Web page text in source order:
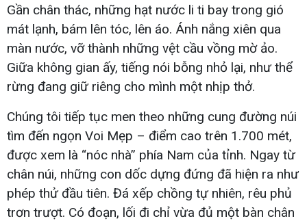
Gần chân thác, những hạt nước li ti bay trong gió
mát lạnh, bám lên tóc, lên áo. Ánh nắng xiên qua
màn nước, vỡ thành những vệt cầu vồng mờ ảo.
Giữa không gian ấy, tiếng nói bỗng nhỏ lại, như thể
rừng đang giữ riêng cho mình một nhịp thở.
Chúng tôi tiếp tục men theo những cung đường núi
tìm đến ngọn Voi Mẹp – điểm cao trên 1.700 mét,
được xem là “nóc nhà” phía Nam của tỉnh. Ngay từ
chân núi, những con dốc dựng đứng đã hiện ra như
phép thử đầu tiên. Đá xếp chồng tự nhiên, rêu phủ
trơn trượt. Có đoạn, lối đi chỉ vừa đủ một bàn chân